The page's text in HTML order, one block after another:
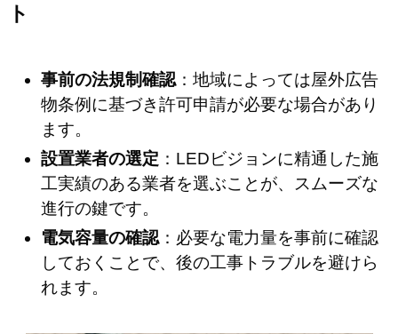
ト
事前の法規制確認：地域によっては屋外広告
物条例に基づき許可申請が必要な場合があり
ます。
設置業者の選定 ：LEDビジョンに精通した施
工実績のある業者を選ぶことが、スムーズな
進行の鍵です。
電気容量の確認：必要な電力量を事前に確認
しておくことで、後の工事トラブルを避けら
れます。